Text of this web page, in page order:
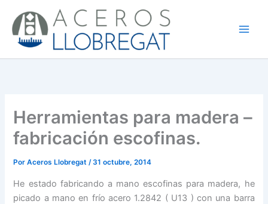
contenido
Herramientas para madera –
fabricación escofinas.
PorAceros Llobregat/31 octubre, 2014
He estado fabricando a mano escofinas para madera, he
picado a mano en frío acero 1.2842 ( U13 ) con una barra